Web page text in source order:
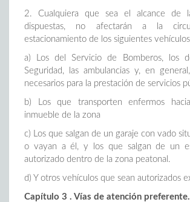
2. Cualquiera que sea el alcance de
dispuestas, no afectarán a la
estacionamiento de los siguientes
a) Los del Servicio de Bomberos, los
Seguridad, las ambulancias y, en
necesarios para la prestación de servicios
b) Los que transporten enfermos
inmueble de la zona
c) Los que salgan de un garaje con vado
o vayan a él, y los que salgan de un
autorizado dentro de la zona peatonal.
d) Y otros vehículos que sean autorizados
Capítulo 3 . Vías de atención preferente.